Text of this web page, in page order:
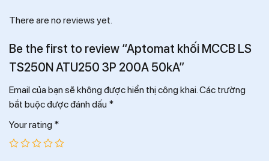
There are no reviews yet.
Be the first to review “Aptomat khối MCCB LS
TS250N ATU250 3P 200A 50kA”
Email của bạn sẽ không được hiển thị công khai.Các trường
bắt buộc được đánh dấu *
Your rating *